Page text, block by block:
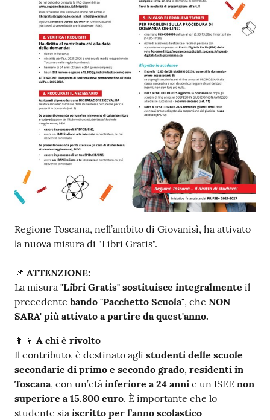
Contenuto
Regione Toscana, nell’ambito di Giovanisì, ha attivato
la nuova misura di "Libri Gratis".
📌 ATTENZIONE:
La misura "Libri Gratis" sostituisce integralmente il
precedente bando "Pacchetto Scuola", che NON
SARA' più attivato a partire da quest'anno.
👩‍👦 A chi è rivolto
Il contributo, è destinato agli studenti delle scuole
secondarie di primo e secondo grado, residenti in
Toscana, con un’età inferiore a 24 anni e un ISEE non
superiore a 15.800 euro. È importante che lo
studente sia iscritto per l’anno scolastico